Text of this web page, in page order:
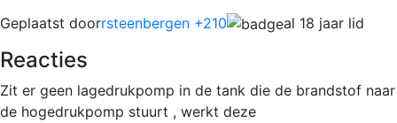
Geplaatst doorrsteenbergen +210 al 18 jaar lid
Reacties
Zit er geen lagedrukpomp in de tank die de brandstof naar
de hogedrukpomp stuurt , werkt deze